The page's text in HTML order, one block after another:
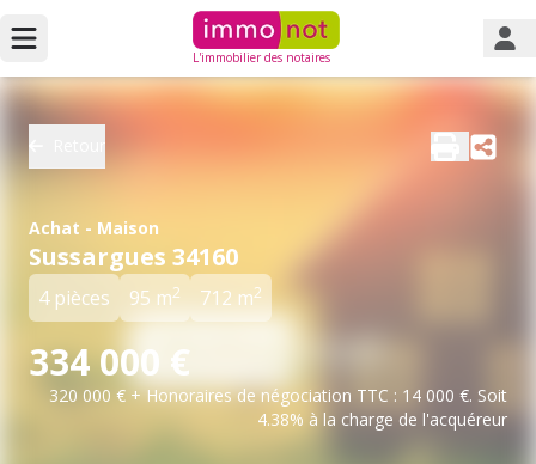
L'immobilier des notaires
Achat - Maison
Sussargues 34160
4 pièces 95 m2 712 m2
334 000 €
320 000 € + Honoraires de négociation TTC : 14 000 €. Soit
4.38% à la charge de l'acquéreur